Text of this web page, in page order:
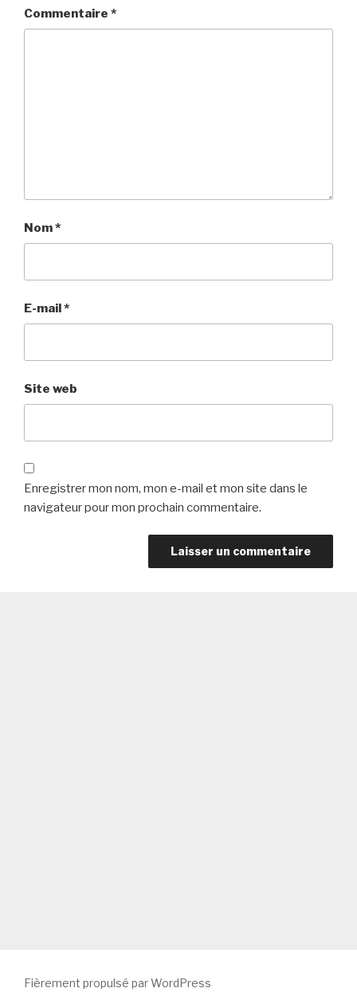
Commentaire *
Nom*
E-mail*
Site web
Enregistrer mon nom, mon e-mail et mon site dans le
navigateur pour mon prochain commentaire.
Fièrement propulsé par WordPress